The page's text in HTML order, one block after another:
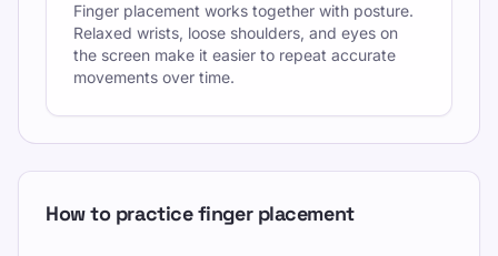
Finger placement works together with posture.
Relaxed wrists, loose shoulders, and eyes on
the screen make it easier to repeat accurate
movements over time.
How to practice finger placement